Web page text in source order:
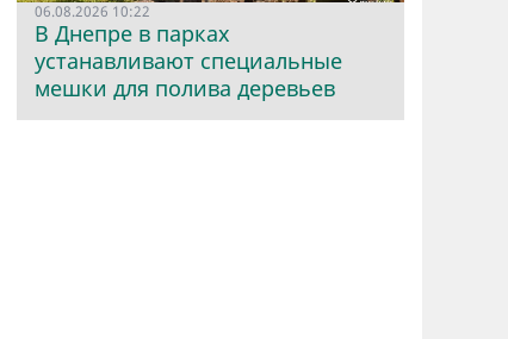
06.08.2026 10:22
В Днепре в парках
устанавливают специальные
мешки для полива деревьев